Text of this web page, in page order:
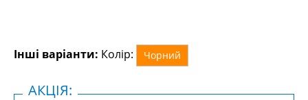
Інші варіанти: Колір: Чорний
АКЦІЯ: